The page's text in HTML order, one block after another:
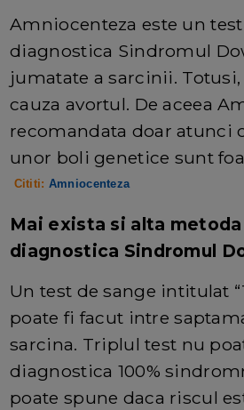
Amniocenteza este un
diagnostica Sindromul
jumatate a sarcinii.
cauza avortul. De aceea
recomandata doar atunci
unor boli genetice sunt
Cititi: Amniocenteza
Mai exista si alta metoda
diagnostica Sindromul
Un test de sange intitulat
poate fi facut intre
sarcina. Triplul test nu
diagnostica 100%
poate spune daca riscul